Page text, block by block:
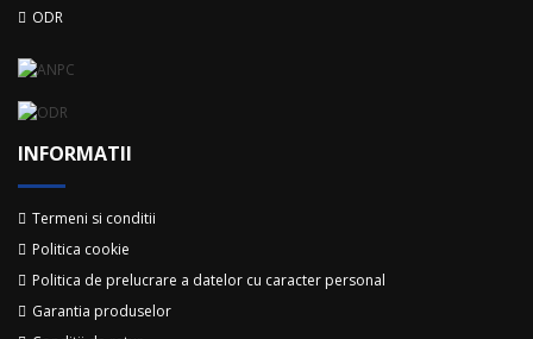
ODR
INFORMATII
Termeni si conditii
Politica cookie
Politica de prelucrare a datelor cu caracter personal
Garantia produselor